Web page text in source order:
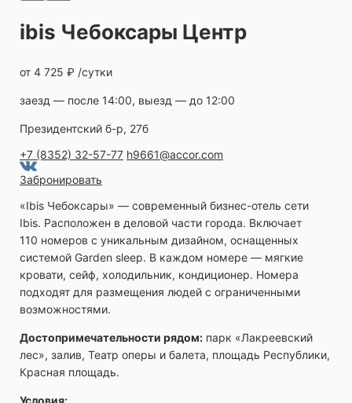
ibis Чебоксары Центр
от 4 725 ₽ /сутки
заезд — после 14:00, выезд — до 12:00
Президентский б-р, 27б
+7 (8352) 32-57-77 h9661@accor.com
Забронировать
«Ibis Чебоксары» ― современный бизнес-отель сети
Ibis. Расположен в деловой части города. Включает
110 номеров с уникальным дизайном, оснащенных
системой Garden sleep. В каждом номере — мягкие
кровати, сейф, холодильник, кондиционер. Номера
подходят для размещения людей с ограниченными
возможностями.
Достопримечательности рядом: парк «Лакреевский
лес», залив, Театр оперы и балета, площадь Республики,
Красная площадь.
Условия: